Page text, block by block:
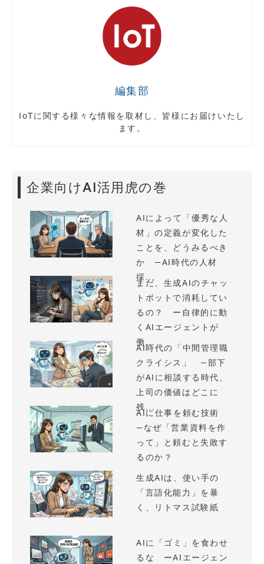
編集部
IoTに関する様々な情報を取材し、皆様にお届けいたし
ます。
企業向けAI活用虎の巻
AIによって「優秀な人
材」の定義が変化した
ことを、どうみるべき
か —AI時代の人材
採...
まだ、生成AIのチャッ
トボットで消耗してい
るの？ ー自律的に動
くAIエージェントが
働...
AI時代の「中間管理職
クライシス」 —部下
がAIに相談する時代、
上司の価値はどこに
残...
AIに仕事を頼む技術
—なぜ「営業資料を作
って」と頼むと失敗す
るのか？
生成AIは、使い手の
「言語化能力」を暴
く、リトマス試験紙
AIに「ゴミ」を食わせ
るな ーAIエージェン